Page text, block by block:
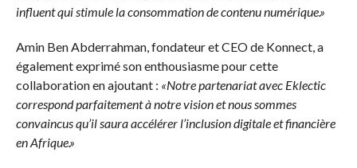
influent qui stimule la consommation de contenu numérique.»
Amin Ben Abderrahman, fondateur et CEO de Konnect, a
également exprimé son enthousiasme pour cette
collaboration en ajoutant : «Notre partenariat avec Eklectic
correspond parfaitement à notre vision et nous sommes
convaincus qu’il saura accélérer l’inclusion digitale et financière
en Afrique.»